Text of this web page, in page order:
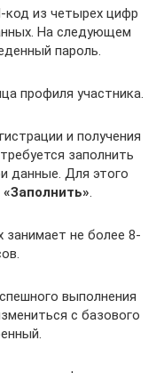
из четырех цифр
На следующем
пароль.
профиля участника.
и получения
заполнить
данные. Для этого
«Заполнить».
занимает не более 8-
выполнения
с базового